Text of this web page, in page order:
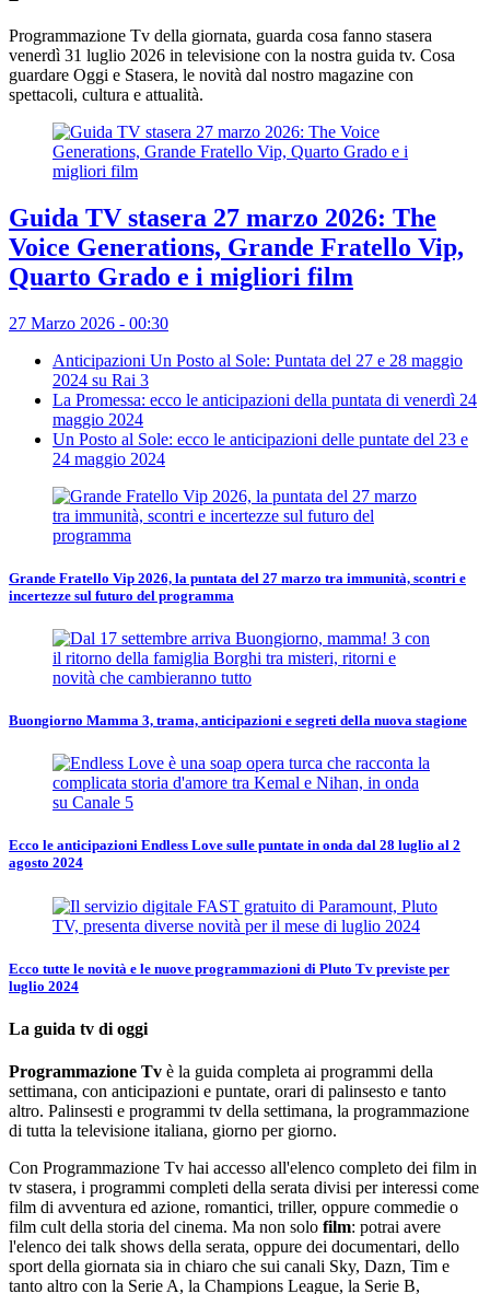
Programmazione Tv della giornata, guarda cosa fanno stasera
venerdì 31 luglio 2026 in televisione con la nostra guida tv. Cosa
guardare Oggi e Stasera, le novità dal nostro magazine con
spettacoli, cultura e attualità.
Guida TV stasera 27 marzo 2026: The
Voice Generations, Grande Fratello Vip,
Quarto Grado e i migliori film
27 Marzo 2026 - 00:30
Anticipazioni Un Posto al Sole: Puntata del 27 e 28 maggio
2024 su Rai 3
La Promessa: ecco le anticipazioni della puntata di venerdì 24
maggio 2024
Un Posto al Sole: ecco le anticipazioni delle puntate del 23 e
24 maggio 2024
Grande Fratello Vip 2026, la puntata del 27 marzo tra immunità, scontri e
incertezze sul futuro del programma
Buongiorno Mamma 3, trama, anticipazioni e segreti della nuova stagione
Ecco le anticipazioni Endless Love sulle puntate in onda dal 28 luglio al 2
agosto 2024
Ecco tutte le novità e le nuove programmazioni di Pluto Tv previste per
luglio 2024
La guida tv di oggi
Programmazione Tv è la guida completa ai programmi della
settimana, con anticipazioni e puntate, orari di palinsesto e tanto
altro. Palinsesti e programmi tv della settimana, la programmazione
di tutta la televisione italiana, giorno per giorno.
Con Programmazione Tv hai accesso all'elenco completo dei film in
tv stasera, i programmi completi della serata divisi per interessi come
film di avventura ed azione, romantici, triller, oppure commedie o
film cult della storia del cinema. Ma non solo film: potrai avere
l'elenco dei talk shows della serata, oppure dei documentari, dello
sport della giornata sia in chiaro che sui canali Sky, Dazn, Tim e
tanto altro con la Serie A, la Champions League, la Serie B,